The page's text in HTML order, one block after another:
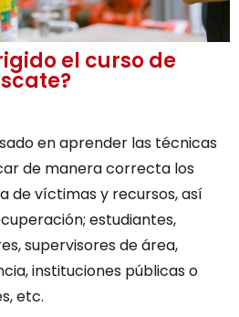
el curso de
en aprender las técnicas
de manera correcta los
de víctimas y recursos, así
estudiantes,
supervisores de área,
instituciones públicas o
etc.